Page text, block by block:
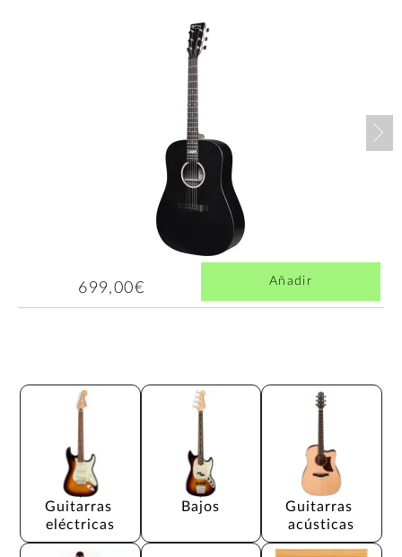
699,00€ Añadir
Guitarras
eléctricas
Bajos
Guitarras
acústicas